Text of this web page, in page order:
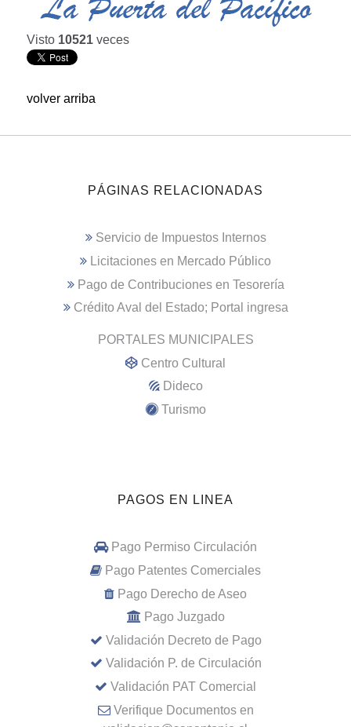
Visto 10521 veces
volver arriba
PÁGINAS RELACIONADAS
Servicio de Impuestos Internos
Licitaciones en Mercado Público
Pago de Contribuciones en Tesorería
Crédito Aval del Estado; Portal ingresa
PORTALES MUNICIPALES
Centro Cultural
Dideco
Turismo
PAGOS EN LINEA
Pago Permiso Circulación
Pago Patentes Comerciales
Pago Derecho de Aseo
Pago Juzgado
Validación Decreto de Pago
Validación P. de Circulación
Validación PAT Comercial
Verifique Documentos en